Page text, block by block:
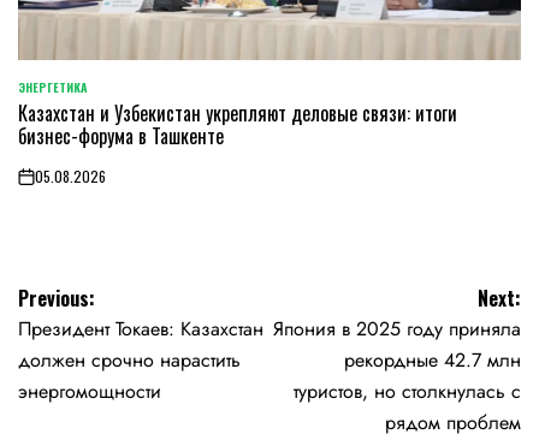
POSTED
IN
ЭНЕРГЕТИКА
Казахстан и Узбекистан укрепляют деловые связи: итоги
бизнес-форума в Ташкенте
on05.08.2026
Навигация
по
записям
Previous:
Президент Токаев: Казахстан
должен срочно нарастить
энергомощности
Next:
Япония в 2025 году приняла
рекордные 42.7 млн
туристов, но столкнулась с
рядом проблем